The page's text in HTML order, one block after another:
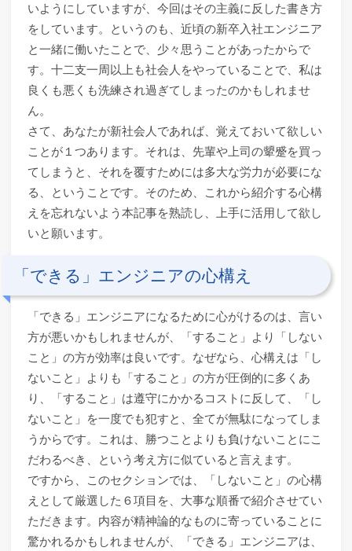
いようにしていますが、今回はその主義に反した書き方
をしています。というのも、近頃の新卒入社エンジニア
と一緒に働いたことで、少々思うことがあったからで
す。十二支一周以上も社会人をやっていることで、私は
良くも悪くも洗練され過ぎてしまったのかもしれませ
ん。
さて、あなたが新社会人であれば、覚えておいて欲しい
ことが１つあります。それは、先輩や上司の顰蹙を買っ
てしまうと、それを覆すためには多大な労力が必要にな
る、ということです。そのため、これから紹介する心構
えを忘れないよう本記事を熟読し、上手に活用して欲し
いと願います。
「できる」エンジニアの心構え
「できる」エンジニアになるために心がけるのは、言い
方が悪いかもしれませんが、「すること」より「しない
こと」の方が効率は良いです。なぜなら、心構えは「し
ないこと」よりも「すること」の方が圧倒的に多くあ
り、「すること」は遵守にかかるコストに反して、「し
ないこと」を一度でも犯すと、全てが無駄になってしま
うからです。これは、勝つことよりも負けないことにこ
だわるべき、という考え方に似ていると言えます。
ですから、このセクションでは、「しないこと」の心構
えとして厳選した６項目を、大事な順番で紹介させてい
ただきます。内容が精神論的なものに寄っていることに
驚かれるかもしれませんが、「できる」エンジニアは、